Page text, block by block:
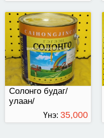
ТӨГРӨГ
Солонго будаг/
улаан/
Үнэ: 35,000